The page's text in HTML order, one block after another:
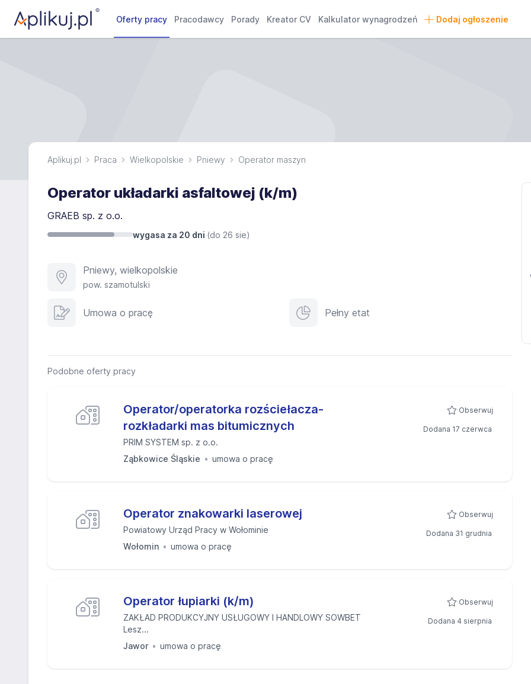
Oferty pracy Pracodawcy Porady Kreator CV Kalkulator wynagrodzeń Dodaj ogłoszenie
Aplikuj.pl Praca Wielkopolskie Pniewy Operator maszyn
Operator układarki asfaltowej (k/m)
GRAEB sp. z o.o.
wygasa za 20 dni (do 26 sie)
Pniewy, wielkopolskie
pow. szamotulski
Umowa o pracę Pełny etat
Podobne oferty pracy
Operator/operatorka rozściełacza-
rozkładarki mas bitumicznych
PRIM SYSTEM sp. z o.o.
Ząbkowice Śląskie
umowa o pracę
Obserwuj
Dodana 17 czerwca
Operator znakowarki laserowej
Powiatowy Urząd Pracy w Wołominie
Wołomin
umowa o pracę
Obserwuj
Dodana 31 grudnia
Operator łupiarki (k/m)
ZAKŁAD PRODUKCYJNY USŁUGOWY I HANDLOWY SOWBET
Lesz...
Jawor
umowa o pracę
Obserwuj
Dodana 4 sierpnia